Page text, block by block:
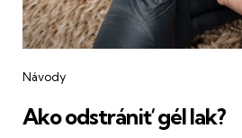
Návody
Ako odstrániť gél lak?